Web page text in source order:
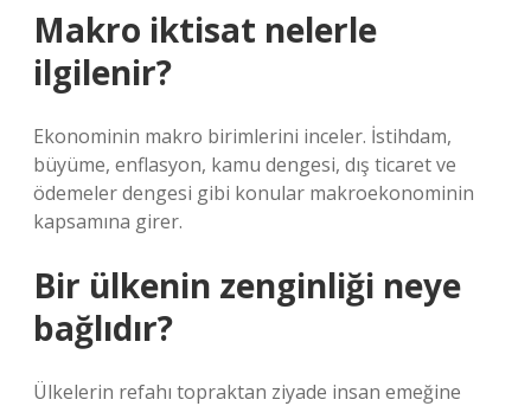
Makro iktisat nelerle
ilgilenir?
Ekonominin makro birimlerini inceler. İstihdam,
büyüme, enflasyon, kamu dengesi, dış ticaret ve
ödemeler dengesi gibi konular makroekonominin
kapsamına girer.
Bir ülkenin zenginliği neye
bağlıdır?
Ülkelerin refahı topraktan ziyade insan emeğine